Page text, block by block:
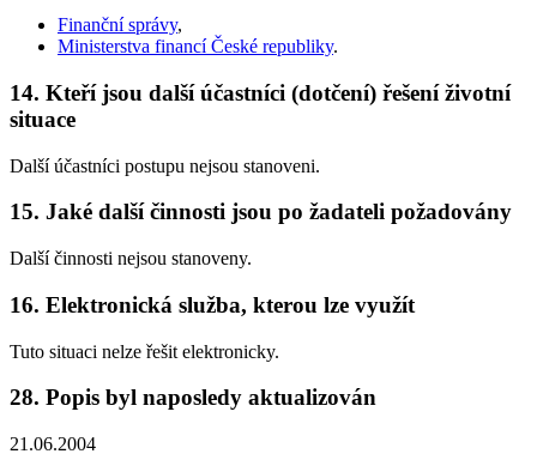
Finanční správy,
Ministerstva financí České republiky.
14. Kteří jsou další účastníci (dotčení) řešení životní
situace
Další účastníci postupu nejsou stanoveni.
15. Jaké další činnosti jsou po žadateli požadovány
Další činnosti nejsou stanoveny.
16. Elektronická služba, kterou lze využít
Tuto situaci nelze řešit elektronicky.
28. Popis byl naposledy aktualizován
21.06.2004